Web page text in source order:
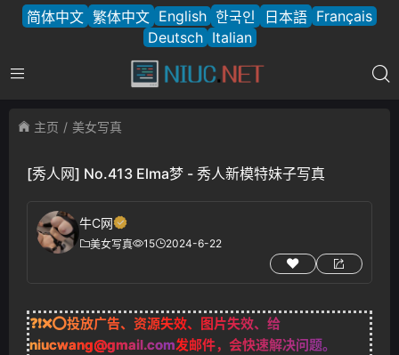
简体中文 繁体中文 English 한국인 日本語 Français
Deutsch Italian
主页 美女写真
[秀人网] No.413 Elma梦 - 秀人新模特妹子写真
牛C网
美女写真 15 2024-6-22
❓❗❌⭕投放广告、资源失效、图片失效、给
niucwang@gmail.com发邮件，会快速解决问题。